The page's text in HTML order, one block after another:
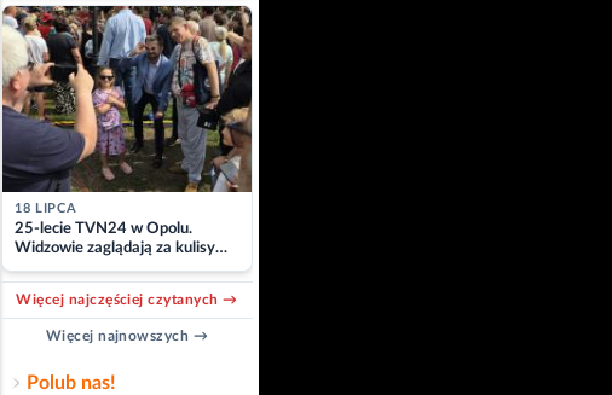
18 LIPCA
25-lecie TVN24 w Opolu.
Widzowie zaglądają za kulisy
pracy stacji
Więcej najczęściej czytanych →
Więcej najnowszych →
Polub nas!